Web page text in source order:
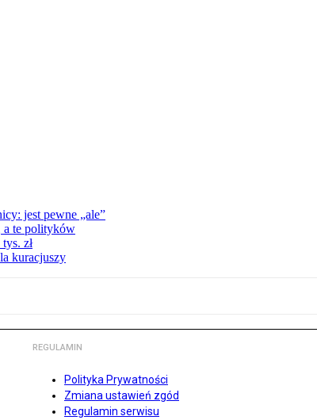
jest pewne „ale”
a te polityków
zł
kuracjuszy
REGULAMIN
Polityka Prywatności
Zmiana ustawień zgód
Regulamin serwisu